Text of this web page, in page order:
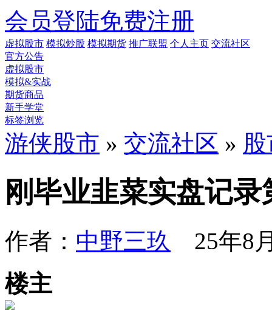
会员登陆免费注册
虚拟股市 模拟炒股 模拟期货 推广联盟 个人主页 交流社区
官方公告
虚拟股市
模拟&实战
期货商品
新手学堂
标签浏览
游侠股市 » 交流社区 »
刚毕业韭菜实盘记录
作者： 中野三玖
25年8
楼主